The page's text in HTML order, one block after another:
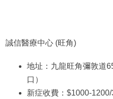
誠信醫療中心 (旺角)
地址：九龍旺角彌敦道
口）
新症收費：$1000-